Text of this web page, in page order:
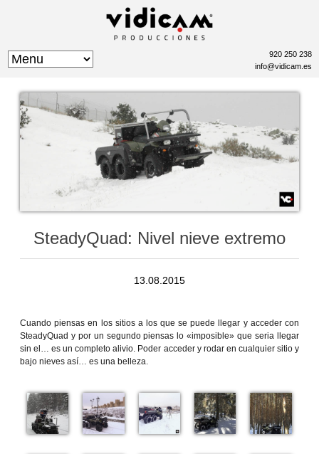
920 250 238
info@vidicam.es
SteadyQuad: Nivel nieve extremo
13.08.2015
Cuando piensas en los sitios a los que se puede llegar y acceder con
SteadyQuad y por un segundo piensas lo «imposible» que seria llegar
sin el… es un completo alivio. Poder acceder y rodar en cualquier sitio y
bajo nieves así… es una belleza.